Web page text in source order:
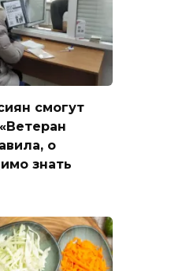
смогут
о
знать